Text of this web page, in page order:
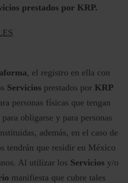
prestados por KRP.
, el registro en ella con
Servicios prestados por KRP
personas físicas que tengan
obligarse y para personas
además, en el caso de
tendrán que residir en México
Al utilizar los Servicios y/o
manifiesta que cubre tales